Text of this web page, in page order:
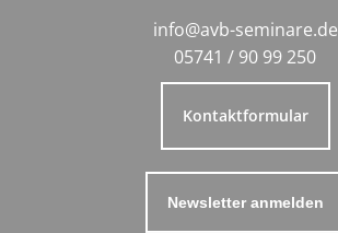
info@avb-seminare.de
05741 / 90 99 250
Kontaktformular
Newsletter anmelden